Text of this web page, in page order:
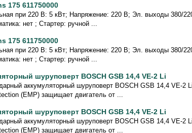
175 611750000
при 220 В: 5 кВт; Напряжение: 220 В; Эл. выходы 380/
нет ; Стартер: ручной ...
175 611750000
при 220 В: 5 кВт; Напряжение: 220 В; Эл. выходы 380/
нет ; Стартер: ручной ...
шуруповерт BOSCH GSB 14,4 VE-2 Li
аккумуляторный шуруповерт BOSCH GSB 14,4 VE-2
(EMP) защищает двигатель от ...
шуруповерт BOSCH GSB 14,4 VE-2 Li
аккумуляторный шуруповерт BOSCH GSB 14,4 VE-2
(EMP) защищает двигатель от ...